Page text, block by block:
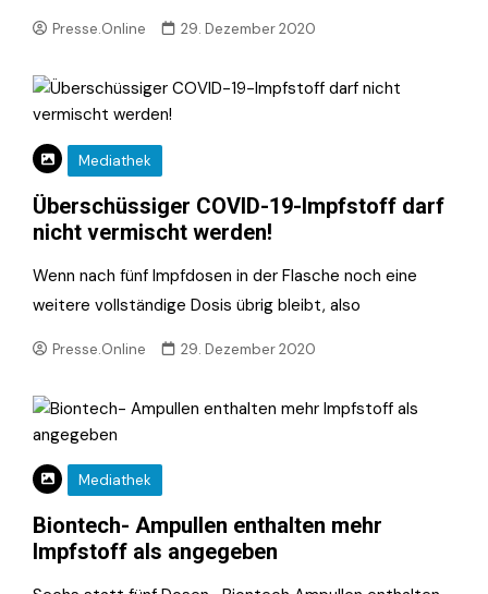
Presse.Online 29. Dezember 2020
Mediathek
Überschüssiger COVID-19-Impfstoff darf
nicht vermischt werden!
Wenn nach fünf Impfdosen in der Flasche noch eine
weitere vollständige Dosis übrig bleibt, also
Presse.Online 29. Dezember 2020
Mediathek
Biontech- Ampullen enthalten mehr
Impfstoff als angegeben